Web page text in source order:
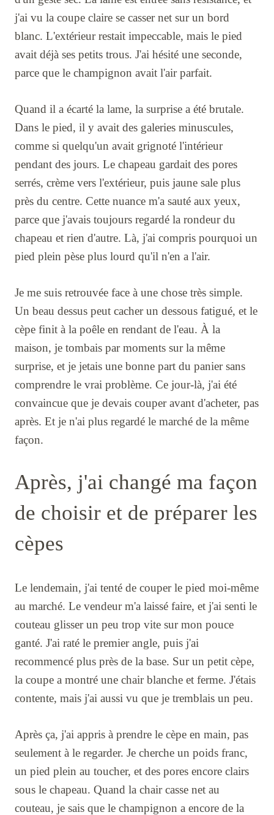
j'ai vu la coupe claire se casser net sur un bord
blanc. L'extérieur restait impeccable, mais le pied
avait déjà ses petits trous. J'ai hésité une seconde,
parce que le champignon avait l'air parfait.
Quand il a écarté la lame, la surprise a été brutale.
Dans le pied, il y avait des galeries minuscules,
comme si quelqu'un avait grignoté l'intérieur
pendant des jours. Le chapeau gardait des pores
serrés, crème vers l'extérieur, puis jaune sale plus
près du centre. Cette nuance m'a sauté aux yeux,
parce que j'avais toujours regardé la rondeur du
chapeau et rien d'autre. Là, j'ai compris pourquoi un
pied plein pèse plus lourd qu'il n'en a l'air.
Je me suis retrouvée face à une chose très simple.
Un beau dessus peut cacher un dessous fatigué, et le
cèpe finit à la poêle en rendant de l'eau. À la
maison, je tombais par moments sur la même
surprise, et je jetais une bonne part du panier sans
comprendre le vrai problème. Ce jour-là, j'ai été
convaincue que je devais couper avant d'acheter, pas
après. Et je n'ai plus regardé le marché de la même
façon.
Après, j'ai changé ma façon
de choisir et de préparer les
cèpes
Le lendemain, j'ai tenté de couper le pied moi-même
au marché. Le vendeur m'a laissé faire, et j'ai senti le
couteau glisser un peu trop vite sur mon pouce
ganté. J'ai raté le premier angle, puis j'ai
recommencé plus près de la base. Sur un petit cèpe,
la coupe a montré une chair blanche et ferme. J'étais
contente, mais j'ai aussi vu que je tremblais un peu.
Après ça, j'ai appris à prendre le cèpe en main, pas
seulement à le regarder. Je cherche un poids franc,
un pied plein au toucher, et des pores encore clairs
sous le chapeau. Quand la chair casse net au
couteau, je sais que le champignon a encore de la